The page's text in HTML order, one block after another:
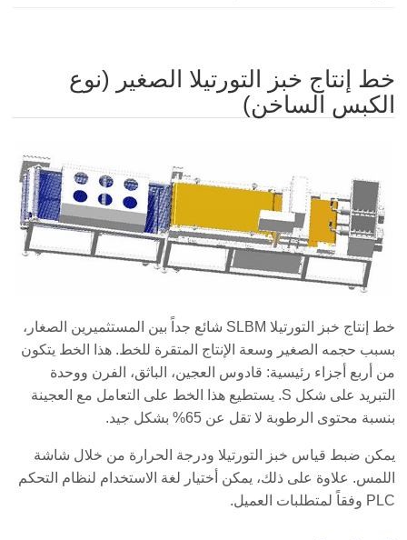
خط إنتاج خبز التورتيلا الصغير (نوع
الكبس الساخن)
خط إنتاج خبز التورتيلا SLBM شائع جداً بين المستثميرين الصغار،
بسبب حجمه الصغير وسعة الإنتاج المتقرة للخط. هذا الخط يتكون
من أربع أجزاء رئيسية: قادوس العجين، الباثق، الفرن ووحدة
التبريد على شكل S. يستطيع هذا الخط على التعامل مع العجينة
بنسبة محتوى الرطوبة لا تقل عن 65% بشكل جيد.
يمكن ضبط قياس خبز التورتيلا ودرجة الحرارة من خلال شاشة
اللمس. علاوة على ذلك، يمكن أختيار لغة الاستخدام لنظام التحكم
PLC وفقاً لمتطلبات العميل.